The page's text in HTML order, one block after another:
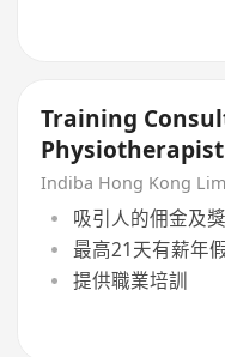
Training
Physiotherapist
Indiba Hong Kong
吸引人的佣金及
最高21天有薪年
提供職業培訓